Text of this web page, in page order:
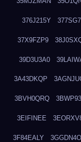
376J215Y
37X9FZP9
39D3U3A0
3A43DKQP
3BVH0QRQ
3EIFINEE
3F84EALY